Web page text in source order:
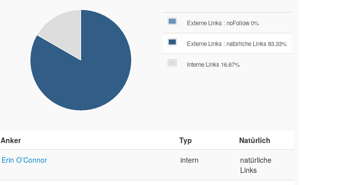
Externe Links : noFollow 0%
Externe Links : natürliche Links 83.33%
Interne Links 16.67%
Anker Typ
Natürlich
Erin O’Connor
intern
natürliche
Links